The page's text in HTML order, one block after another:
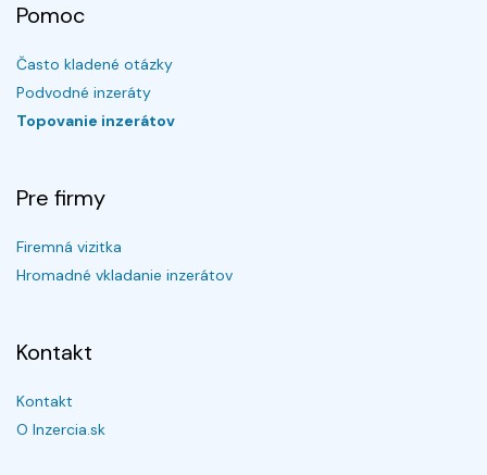
Pomoc
Často kladené otázky
Podvodné inzeráty
Topovanie inzerátov
Pre firmy
Firemná vizitka
Hromadné vkladanie inzerátov
Kontakt
Kontakt
O Inzercia.sk